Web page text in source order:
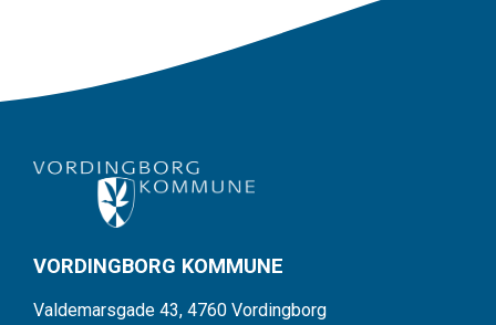
VORDINGBORG KOMMUNE
Valdemarsgade 43, 4760 Vordingborg